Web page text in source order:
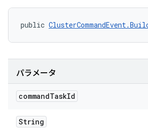
public
パラメータ
commandTaskId
String